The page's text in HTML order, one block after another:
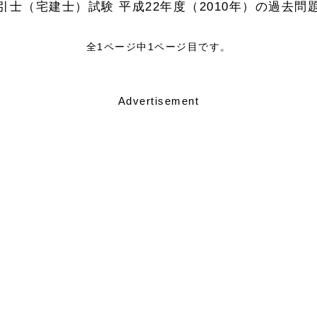
士（宅建士）試験 平成22年度（2010年）の過去問
全1ページ中1ページ目です。
Advertisement